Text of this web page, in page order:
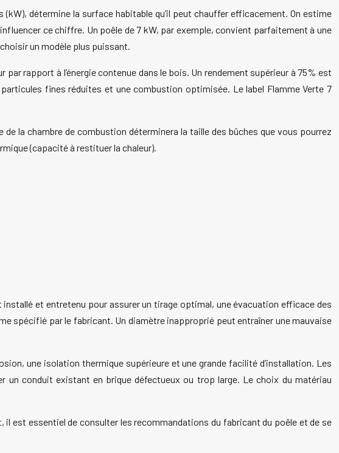
détermine la surface habitable qu’il peut chauffer efficacement. On estime
ce chiffre. Un poêle de 7 kW, par exemple, convient parfaitement à une
un modèle plus puissant.
rapport à l’énergie contenue dans le bois. Un rendement supérieur à 75% est
fines réduites et une combustion optimisée. Le label Flamme Verte 7
la chambre de combustion déterminera la taille des bûches que vous pourrez
(capacité à restituer la chaleur).
et entretenu pour assurer un tirage optimal, une évacuation efficace des
spécifié par le fabricant. Un diamètre inapproprié peut entraîner une mauvaise
une isolation thermique supérieure et une grande facilité d’installation. Les
un conduit existant en brique défectueux ou trop large. Le choix du matériau
il est essentiel de consulter les recommandations du fabricant du poêle et de se